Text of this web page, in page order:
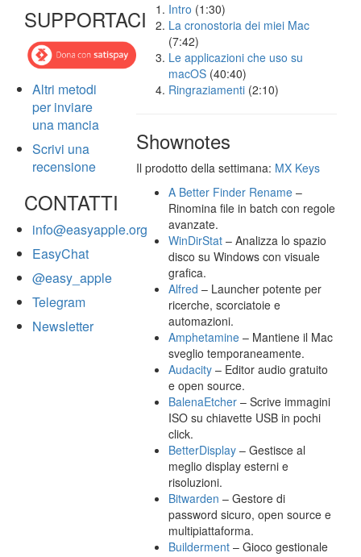
SUPPORTACI
Altri metodi
per inviare
una mancia
Scrivi una
recensione
CONTATTI
info@easyapple.org
EasyChat
@easy_apple
Telegram
Newsletter
Intro (1:30)
La cronostoria dei miei Mac
(7:42)
Le applicazioni che uso su
macOS (40:40)
Ringraziamenti (2:10)
Shownotes
Il prodotto della settimana: MX Keys
A Better Finder Rename –
Rinomina file in batch con regole
avanzate.
WinDirStat – Analizza lo spazio
disco su Windows con visuale
grafica.
Alfred – Launcher potente per
ricerche, scorciatoie e
automazioni.
Amphetamine – Mantiene il Mac
sveglio temporaneamente.
Audacity – Editor audio gratuito
e open source.
BalenaEtcher – Scrive immagini
ISO su chiavette USB in pochi
click.
BetterDisplay – Gestisce al
meglio display esterni e
risoluzioni.
Bitwarden – Gestore di
password sicuro, open source e
multipiattaforma.
Builderment – Gioco gestionale